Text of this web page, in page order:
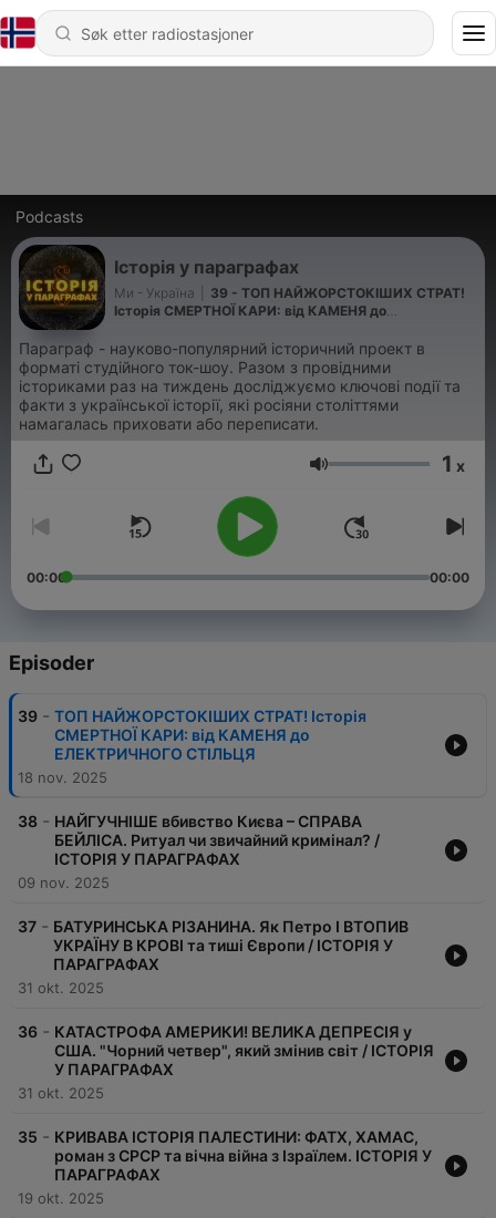
Podcasts
Історія у параграфах
Ми - Україна
39 - ТОП НАЙЖОРСТОКІШИХ СТРАТ!
Історія СМЕРТНОЇ КАРИ: від КАМЕНЯ до
Параграф - науково-популярний історичний проект в
форматі студійного ток-шоу. Разом з провідними
істориками раз на тиждень досліджуємо ключові події та
факти з української історії, які росіяни століттями
намагалась приховати або переписати.
Volum 1 x
00:00 00:00
Episoder
39 - ТОП НАЙЖОРСТОКІШИХ СТРАТ! Історія
СМЕРТНОЇ КАРИ: від КАМЕНЯ до
ЕЛЕКТРИЧНОГО СТІЛЬЦЯ
18 nov. 2025
38 - НАЙГУЧНІШЕ вбивство Києва – СПРАВА
БЕЙЛІСА. Ритуал чи звичайний кримінал? /
ІСТОРІЯ У ПАРАГРАФАХ
09 nov. 2025
37 - БАТУРИНСЬКА РІЗАНИНА. Як Петро І ВТОПИВ
УКРАЇНУ В КРОВІ та тиші Європи / ІСТОРІЯ У
ПАРАГРАФАХ
31 okt. 2025
36 - КАТАСТРОФА АМЕРИКИ! ВЕЛИКА ДЕПРЕСІЯ у
США. "Чорний четвер", який змінив світ / ІСТОРІЯ
У ПАРАГРАФАХ
31 okt. 2025
35 - КРИВАВА ІСТОРІЯ ПАЛЕСТИНИ: ФАТХ, ХАМАС,
роман з СРСР та вічна війна з Ізраїлем. ІСТОРІЯ У
ПАРАГРАФАХ
19 okt. 2025